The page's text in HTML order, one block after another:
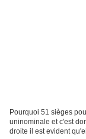
Pourquoi 51 sièges
uninominale et c'est
droite il est evident